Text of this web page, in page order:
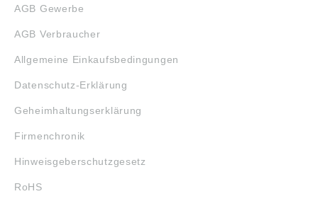
AGB Gewerbe
AGB Verbraucher
Allgemeine Einkaufsbedingungen
Datenschutz-Erklärung
Geheimhaltungserklärung
Firmenchronik
Hinweisgeberschutzgesetz
RoHS